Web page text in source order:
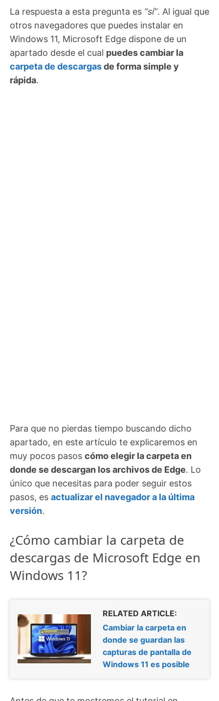
La respuesta a esta pregunta es “sí”. Al igual que
otros navegadores que puedes instalar en
Windows 11, Microsoft Edge dispone de un
apartado desde el cual puedes cambiar la
carpeta de descargasde forma simple y
rápida.
Para que no pierdas tiempo buscando dicho
apartado, en este artículo te explicaremos en
muy pocos pasos cómo elegir la carpeta en
donde se descargan los archivos de Edge. Lo
único que necesitas para poder seguir estos
pasos, es actualizar el navegador a la última
versión.
¿Cómo cambiar la carpeta de
descargas de Microsoft Edge en
Windows 11?
RELATED ARTICLE:
Cambiar la carpeta en
donde se guardan las
capturas de pantalla de
Windows 11 es posible